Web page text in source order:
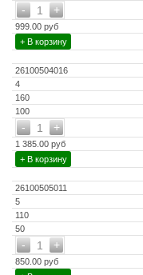
+
- 1
999.00 руб
+ В корзину
26100504016
4
160
100
+
- 1
1 385.00 руб
+ В корзину
26100505011
5
110
50
+
- 1
850.00 руб